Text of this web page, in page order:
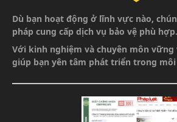
Dù bạn hoạt động ở lĩnh vực nào,
pháp cung cấp dịch vụ bảo vệ phù hợp.
Với kinh nghiệm và chuyên môn vững
giúp bạn yên tâm phát triển trong